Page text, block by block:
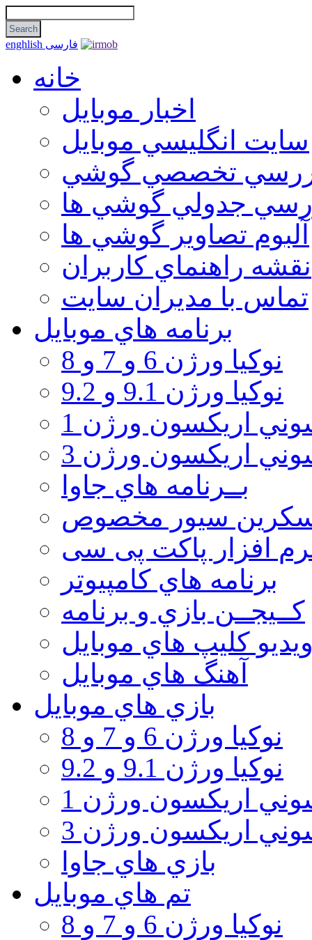
enghlish فارسی
خانه
اخبار موبایل
سايت انگليسي موبايل
تخصصي گوشي
جدولي گوشي ها
آلبوم تصاوير گوشي ها
نقشه راهنماي كاربران
تماس با مديران سايت
برنامه هاي موبايل
نوکیا ورژن 6 و 7 و 8
نوکیا ورژن 9.1 و 9.2
اريكسون ورژن 1
اريكسون ورژن 3
بــرنامه هاي جاوا
سيور مخصوص
افزار پاکت پی سی
برنامه هاي كامپيوتر
كــيجــن بازي و برنامه
كليپ هاي موبايل
آهنگ هاي موبايل
بازي هاي موبايل
نوكيا ورژن 6 و 7 و 8
نوكيا ورژن 9.1 و 9.2
اريكسون ورژن 1
اريكسون ورژن 3
بازي هاي جاوا
تم هاي موبايل
نوكيا ورژن 6 و 7 و 8